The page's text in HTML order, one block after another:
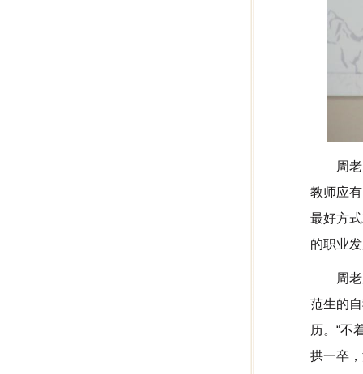
周
教师应
最好方
的职业
周
范生的
历。“不
拱一卒